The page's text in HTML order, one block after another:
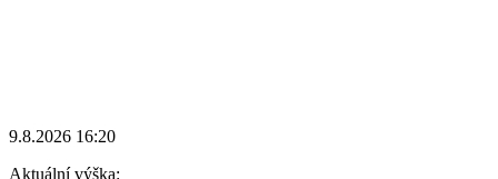
9.8.2026 16:20
Aktuální výška: